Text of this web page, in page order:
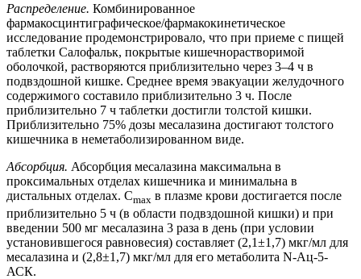
Распределение. Комбинированное
фармакосцинтиграфическое/фармакокинетическое
исследование продемонстрировало, что при приеме с пищей
таблетки Салофальк, покрытые кишечнорастворимой
оболочкой, растворяются приблизительно через 3–4 ч в
подвздошной кишке. Среднее время эвакуации желудочного
содержимого составило приблизительно 3 ч. После
приблизительно 7 ч таблетки достигли толстой кишки.
Приблизительно 75% дозы месалазина достигают толстого
кишечника в неметаболизированном виде.
Абсорбция. Абсорбция месалазина максимальна в
проксимальных отделах кишечника и минимальна в
дистальных отделах. Cmax в плазме крови достигается после
приблизительно 5 ч (в области подвздошной кишки) и при
введении 500 мг месалазина 3 раза в день (при условии
установившегося равновесия) составляет (2,1±1,7) мкг/мл для
месалазина и (2,8±1,7) мкг/мл для его метаболита N-Ац-5-
АСК.